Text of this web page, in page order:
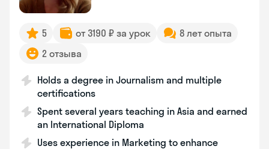
5 от 3190 ₽ за урок
8 лет опыта
2 отзыва
Holds a degree in Journalism and multiple
certifications
Spent several years teaching in Asia and earned
an International Diploma
Uses experience in Marketing to enhance